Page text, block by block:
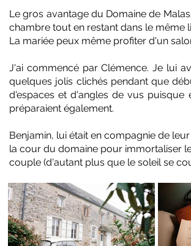
Le gros avantage du Domaine de
chambre tout en restant dans le même
La mariée peux même profiter d'un
J'ai commencé par Clémence. Je lui
quelques jolis clichés pendant que
d'espaces et d'angles de vus
préparaient également.
Benjamin, lui était en compagnie de
la cour du domaine pour immortaliser
couple (d'autant plus que le soleil se